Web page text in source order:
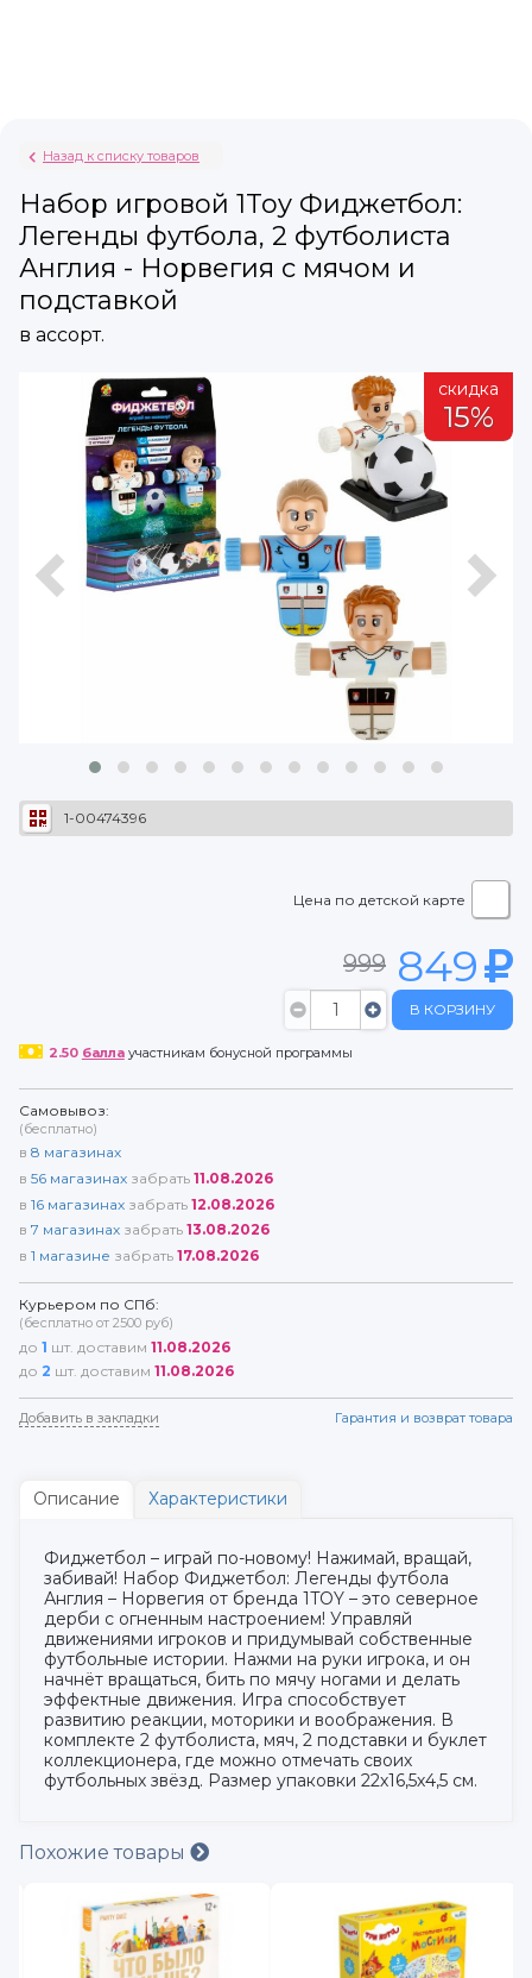
Назад к списку товаров
Набор игровой 1Toy Фиджетбол:
Легенды футбола, 2 футболиста
Англия - Норвегия с мячом и
подставкой
в ассорт.
скидка
15%
1-00474396
Цена по детской карте
999 849
В КОРЗИНУ
2.50 баллаучастникам бонусной программы
Самовывоз:
(бесплатно)
в 8 магазинах
в 56 магазинах забрать 11.08.2026
в 16 магазинах забрать 12.08.2026
в 7 магазинах забрать 13.08.2026
в 1 магазине забрать 17.08.2026
Курьером по СПб:
(бесплатно от 2500 руб)
до 1 шт. доставим 11.08.2026
до 2 шт. доставим 11.08.2026
Добавить в закладки Гарантия и возврат товара
Описание Характеристики
Фиджетбол – играй по-новому! Нажимай, вращай,
забивай! Набор Фиджетбол: Легенды футбола
Англия – Норвегия от бренда 1TOY – это северное
дерби с огненным настроением! Управляй
движениями игроков и придумывай собственные
футбольные истории. Нажми на руки игрока, и он
начнёт вращаться, бить по мячу ногами и делать
эффектные движения. Игра способствует
развитию реакции, моторики и воображения. В
комплекте 2 футболиста, мяч, 2 подставки и буклет
коллекционера, где можно отмечать своих
футбольных звёзд. Размер упаковки 22х16,5х4,5 см.
Похожие товары